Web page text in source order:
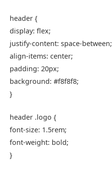
header {
display: flex;
justify-content: space-between;
align-items: center;
padding: 20px;
background: #f8f8f8;
}
header .logo {
font-size: 1.5rem;
font-weight: bold;
}